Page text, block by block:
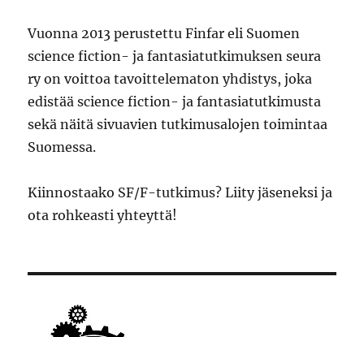
Vuonna 2013 perustettu Finfar eli Suomen
science fiction- ja fantasiatutkimuksen seura
ry on voittoa tavoittelematon yhdistys, joka
edistää science fiction- ja fantasiatutkimusta
sekä näitä sivuavien tutkimusalojen toimintaa
Suomessa.
Kiinnostaako SF/F-tutkimus? Liity jäseneksi ja
ota rohkeasti yhteyttä!